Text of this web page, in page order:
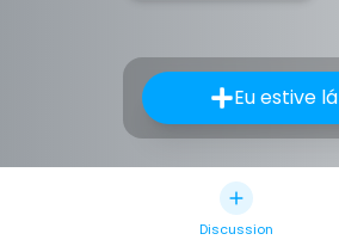
Eu estive lá
Discussion